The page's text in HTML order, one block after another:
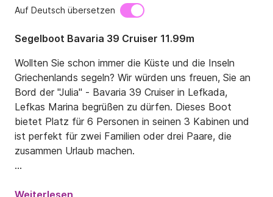
Auf Deutsch übersetzen
Segelboot Bavaria 39 Cruiser 11.99m
Wollten Sie schon immer die Küste und die Inseln
Griechenlands segeln? Wir würden uns freuen, Sie an
Bord der "Julia" - Bavaria 39 Cruiser in Lefkada,
Lefkas Marina begrüßen zu dürfen. Dieses Boot
bietet Platz für 6 Personen in seinen 3 Kabinen und
ist perfekt für zwei Familien oder drei Paare, die
zusammen Urlaub machen.